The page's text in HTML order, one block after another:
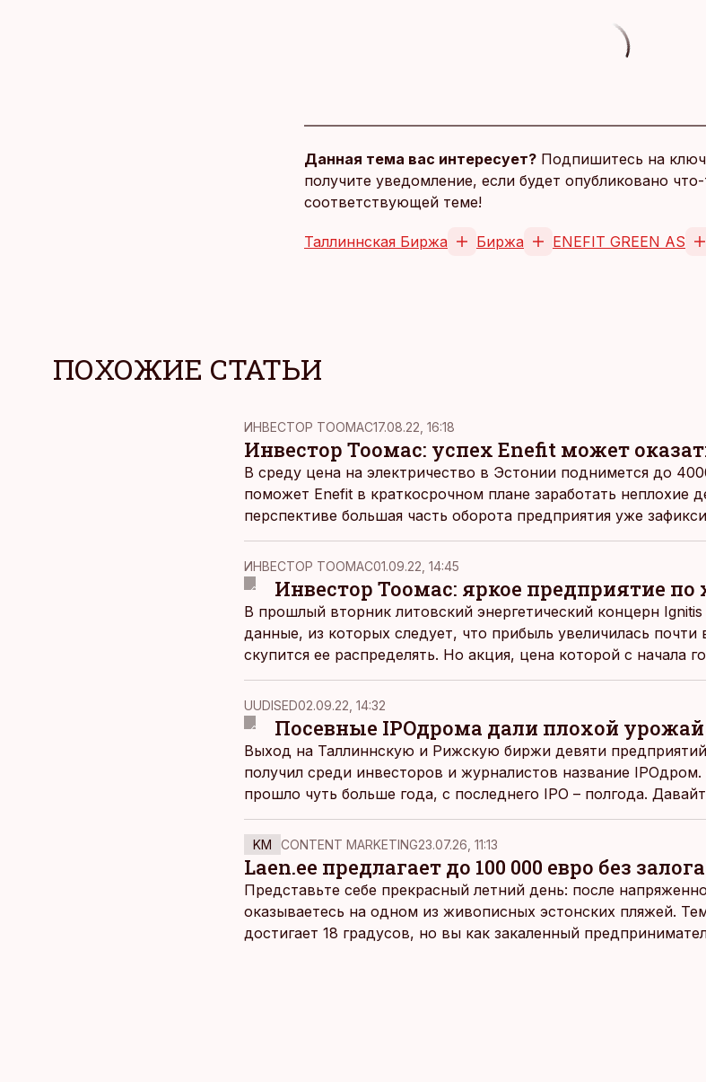
Данная тема вас интересует? Подпишитесь на
получите уведомление, если будет опубликовано
соответствующей теме!
Таллиннская Биржа Биржа ENEFIT GREEN AS
ПОХОЖИЕ СТАТЬИ
ИНВЕСТОР ТООМАС17.08.22, 16:18
Инвестор Тоомас: успех Enefit может
В среду цена на электричество в Эстонии поднимется до
поможет Enefit в краткосрочном плане заработать неплохие
перспективе большая часть оборота предприятия уже
ИНВЕСТОР ТООМАС01.09.22, 14:45
Инвестор Тоомас: яркое предприятие по
В прошлый вторник литовский энергетический концерн
данные, из которых следует, что прибыль увеличилась
скупится ее распределять. Но акция, цена которой с начала
более привлекательным инвестиционным объектом.
UUDISED02.09.22, 14:32
Посевные IPOдрома дали плохой урожай
Выход на Таллиннскую и Рижскую биржи девяти
получил среди инвесторов и журналистов название
прошло чуть больше года, с последнего IPO – полгода.
KM CONTENT MARKETING23.07.26, 11:13
Laen.ee предлагает до 100 000 евро без
Представьте себе прекрасный летний день: после
оказываетесь на одном из живописных эстонских пляжей.
достигает 18 градусов, но вы как закаленный